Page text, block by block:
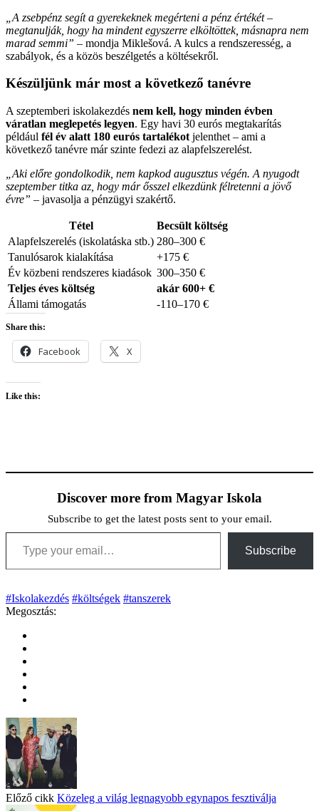
„A zsebpénz segít a gyerekeknek megérteni a pénz értékét –
megtanulják, hogy ha mindent egyszerre elköltöttek, másnapra nem
marad semmi” – mondja Miklešová. A kulcs a rendszeresség, a
szabályok, és a közös beszélgetés a költésekről.
Készüljünk már most a következő tanévre
A szeptemberi iskolakezdés nem kell, hogy minden évben
váratlan meglepetés legyen. Egy havi 30 eurós megtakarítás
például fél év alatt 180 eurós tartalékot jelenthet – ami a
következő tanévre már szinte fedezi az alapfelszerelést.
„Aki előre gondolkodik, nem kapkod augusztus végén. A nyugodt
szeptember titka az, hogy már ősszel elkezdünk félretenni a jövő
évre” – javasolja a pénzügyi szakértő.
Tétel
Becsült költség
Alapfelszerelés (iskolatáska stb.) 280–300 €
Tanulósarok kialakítása
+175 €
Év közbeni rendszeres kiadások 300–350 €
Teljes éves költség
akár 600+ €
Állami támogatás
-110–170 €
Share this:
Facebook X
Like this:
Discover more from Magyar Iskola
Subscribe to get the latest posts sent to your email.
Type your email…
Subscribe
#Iskolakezdés #költségek #tanszerek
Megosztás:
Előző cikk Közeleg a világ legnagyobb egynapos fesztiválja